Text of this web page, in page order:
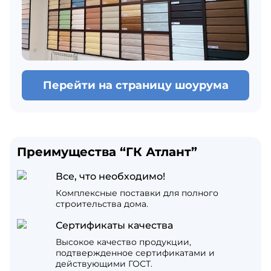
Перейти на страницу шоурума
Преимущества “ГК Атлант”
Все, что необходимо!
Комплексные поставки для полного
строительства дома.
Сертификаты качества
Высокое качество продукции,
подтвержденное сертификатами и
действующими ГОСТ.